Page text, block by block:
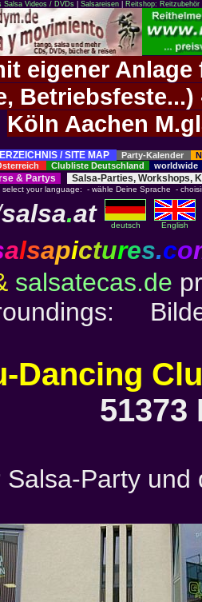
Salsa Videos / DVDs| Salsareisen| Reitshop:
eigener
Köln Aachen
/ SITE MAP Party-Kalender
Clubliste Deutschland worldwide
& Partys Salsa-Parties, Workshops,
select your language: - wähle Deine Sprache -
salsa.at deutsch English
alsapictures.co
salsatecas.de
Dancing
51373
Salsa-Party